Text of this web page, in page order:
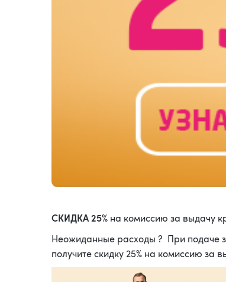
СКИДКА 25% на комиссию за выдачу
Неожиданные расходы ? При подаче
получите скидку 25% на комиссию